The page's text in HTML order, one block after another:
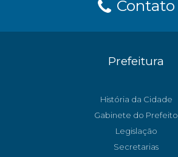
Contato
Prefeitura
História da Cidade
Gabinete do Prefeito
Legislação
Secretarias